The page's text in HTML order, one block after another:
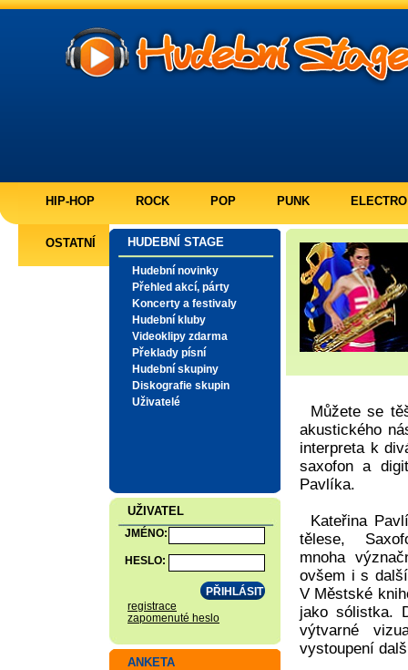
HIP-HOP ROCK POP PUNK ELECTRO
OSTATNÍ HUDEBNÍ STAGE
Hudební novinky
Přehled akcí, párty
Koncerty a festivaly
Hudební kluby
Videoklipy zdarma
Překlady písní
Hudební skupiny
Diskografie skupin
Uživatelé
UŽIVATEL
JMÉNO:
HESLO:
registrace
zapomenuté heslo
ANKETA
Můžete se
akustického
interpreta k
saxofon a
Pavlíka.
Kateřina
tělese,
mnoha
ovšem i s
V Městské
jako sólistka.
výtvarné
vystoupení